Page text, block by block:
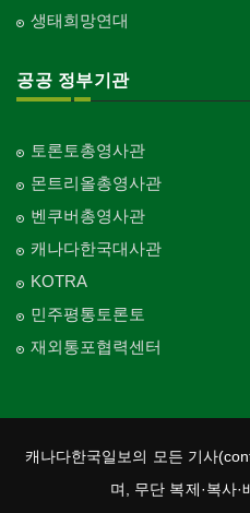
생태희망연대
공공 정부기관
토론토총영사관
몬트리올총영사관
벤쿠버총영사관
캐나다한국대사관
KOTRA
민주평통토론토
재외통포협력센터
캐나다한국일보의 모든 기사
며, 무단 복제·복사